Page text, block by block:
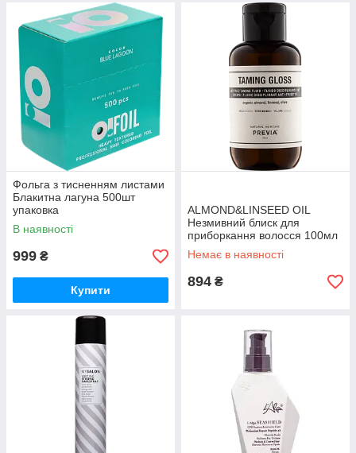
Фольга з тисненням листами
Блакитна лагуна 500шт
упаковка
В наявності
999 ₴
Купити
ALMOND&LINSEED OIL
Незмивний блиск для
приборкання волосся 100мл
Немає в наявності
894 ₴